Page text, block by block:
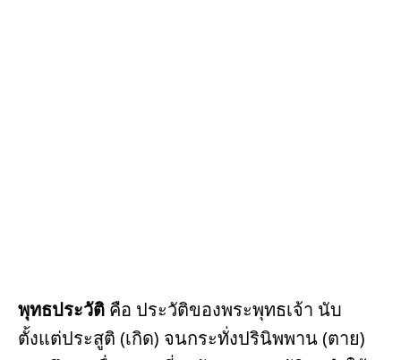
พุทธประวัติ คือ ประวัติของพระพุทธเจ้า นับ
ตั้งแต่ประสูติ (เกิด) จนกระทั่งปรินิพพาน (ตาย)